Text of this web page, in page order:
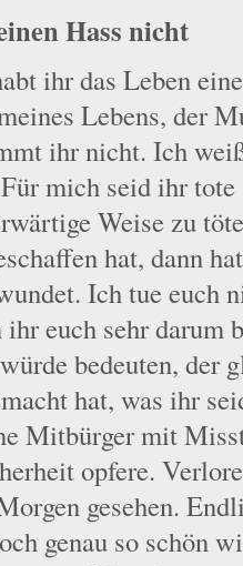
Hass nicht
ihr das Leben
Lebens, der
ihr nicht. Ich
mich seid ihr
Weise zu
hat, dann
Ich tue euch
ihr euch sehr darum
bedeuten, der
hat, was ihr
Mitbürger mit
opfere.
gesehen.
genau so schön